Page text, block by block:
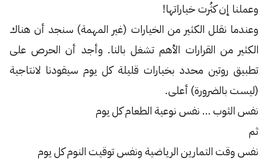
وعملنا إن كثُرت خياراتها!
وعندما نقلل الكثير من الخيارات (غير المهمة) سنجد أن هناك
الكثير من القرارات الأهم تشغل بالنا. وأجد أن الحرص على
تطبيق روتين محدد بخيارات قليلة كل يوم سيقودنا لانتاجية
(ليست بالضرورة) أعلى.
نفس الثوب … نفس نوعية الطعام كل يوم
ثم
نفس وقت التمارين الرياضية ونفس توقيت النوم كل يوم